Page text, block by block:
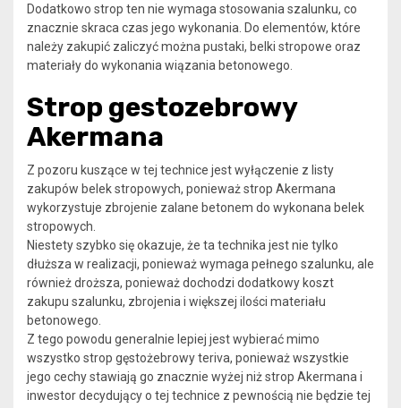
Dodatkowo strop ten nie wymaga stosowania szalunku, co
znacznie skraca czas jego wykonania. Do elementów, które
należy zakupić zaliczyć można pustaki, belki stropowe oraz
materiały do wykonania wiązania betonowego.
Strop gestozebrowy
Akermana
Z pozoru kuszące w tej technice jest wyłączenie z listy
zakupów belek stropowych, ponieważ strop Akermana
wykorzystuje zbrojenie zalane betonem do wykonana belek
stropowych.
Niestety szybko się okazuje, że ta technika jest nie tylko
dłuższa w realizacji, ponieważ wymaga pełnego szalunku, ale
również droższa, ponieważ dochodzi dodatkowy koszt
zakupu szalunku, zbrojenia i większej ilości materiału
betonowego.
Z tego powodu generalnie lepiej jest wybierać mimo
wszystko strop gęstożebrowy teriva, ponieważ wszystkie
jego cechy stawiają go znacznie wyżej niż strop Akermana i
inwestor decydujący o tej technice z pewnością nie będzie tej